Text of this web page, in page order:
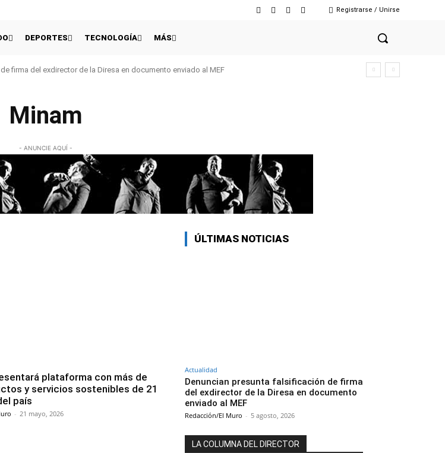
Registrarse / Unirse
DEPORTES TECNOLOGÍA MÁS
firma del exdirector de la Diresa en documento enviado al MEF
Minam
- ANUNCIE AQUÍ -
plataforma con más de
y servicios sostenibles de 21
país
- 21 mayo, 2026
ÚLTIMAS NOTICIAS
Actualidad
Denuncian presunta falsificación de firma
del exdirector de la Diresa en documento
enviado al MEF
Redacción/El Muro - 5 agosto, 2026
LA COLUMNA DEL DIRECTOR